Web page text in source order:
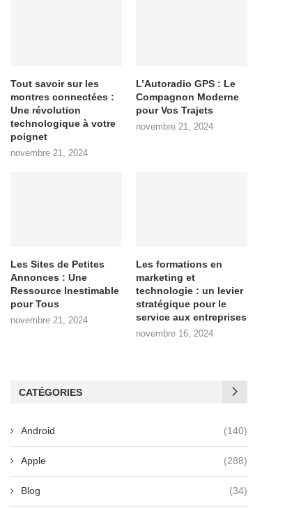
Tout savoir sur les
montres connectées :
Une révolution
technologique à votre
poignet
novembre 21, 2024
L’Autoradio GPS : Le
Compagnon Moderne
pour Vos Trajets
novembre 21, 2024
Les Sites de Petites
Annonces : Une
Ressource Inestimable
pour Tous
novembre 21, 2024
Les formations en
marketing et
technologie : un levier
stratégique pour le
service aux entreprises
novembre 16, 2024
CATÉGORIES
Android (140)
Apple (288)
Blog (34)